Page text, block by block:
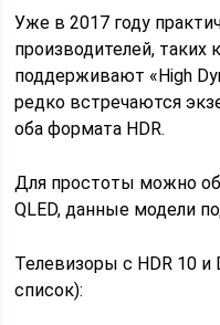
Уже в 2017 году
производителей, таких
поддерживают «High
редко встречаются
оба формата HDR.
Для простоты можно
QLED, данные модели
Телевизоры с HDR 10
список):